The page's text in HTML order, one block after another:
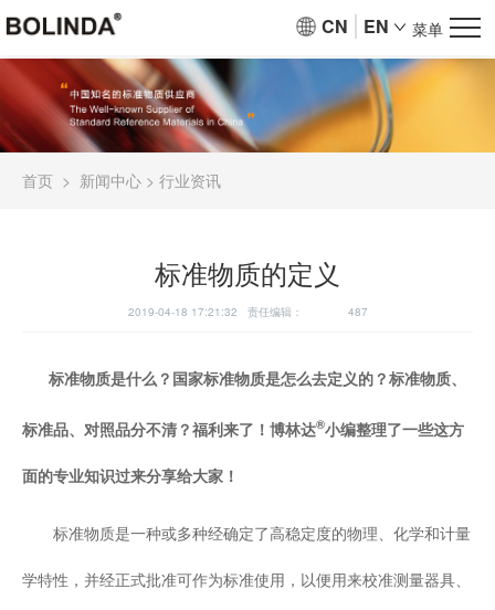
CN EN 菜单
首页 > 新闻中心 > 行业资讯
标准物质的定义
2019-04-18 17:21:32 责任编辑： 487
标准物质是什么？国家标准物质是怎么去定义的？标准物质、
标准品、对照品分不清？福利来了！博林达®小编整理了一些这方
面的专业知识过来分享给大家！
标准物质是一种或多种经确定了高稳定度的物理、化学和计量
学特性，并经正式批准可作为标准使用，以便用来校准测量器具、